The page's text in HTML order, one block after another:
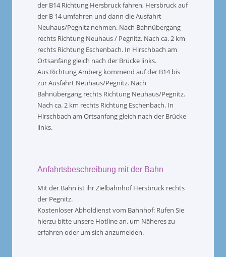
der B14 Richtung Hersbruck fahren, Hersbruck auf
der B 14 umfahren und dann die Ausfahrt
Neuhaus/Pegnitz nehmen. Nach Bahnübergang
rechts Richtung Neuhaus / Pegnitz. Nach ca. 2 km
rechts Richtung Eschenbach. In Hirschbach am
Ortsanfang gleich nach der Brücke links.
Aus Richtung Amberg kommend auf der B14 bis
zur Ausfahrt Neuhaus/Pegnitz. Nach
Bahnübergang rechts Richtung Neuhaus/Pegnitz.
Nach ca. 2 km rechts Richtung Eschenbach. In
Hirschbach am Ortsanfang gleich nach der Brücke
links.
Anfahrtsbeschreibung mit der Bahn
Mit der Bahn ist ihr Zielbahnhof Hersbruck rechts
der Pegnitz.
Kostenloser Abholdienst vom Bahnhof: Rufen Sie
hierzu bitte unsere Hotline an, um Näheres zu
erfahren oder um sich anzumelden.